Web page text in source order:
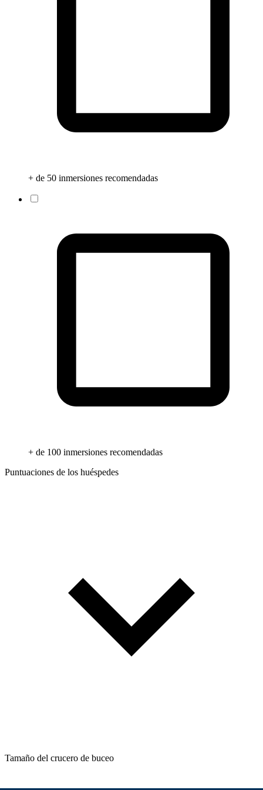
+ de 50 inmersiones recomendadas
+ de 100 inmersiones recomendadas
Puntuaciones de los huéspedes
Tamaño del crucero de buceo